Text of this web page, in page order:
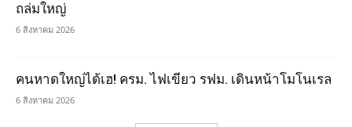
ถล่มใหญ่
6 สิงหาคม 2026
คนหาดใหญ่ได้เฮ! ครม. ไฟเขียว รฟม. เดินหน้าโมโนเรล
6 สิงหาคม 2026